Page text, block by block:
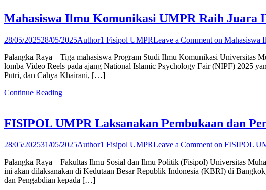
Mahasiswa Ilmu Komunikasi UMPR Raih Juara
28/05/202528/05/2025Author1 Fisipol UMPRLeave a Comment on Mahasiswa
Palangka Raya – Tiga mahasiswa Program Studi Ilmu Komunikasi Universitas
lomba Video Reels pada ajang National Islamic Psychology Fair (NIPF) 2025
Putri, dan Cahya Khairani, […]
Continue Reading
FISIPOL UMPR Laksanakan Pembukaan dan
28/05/202531/05/2025Author1 Fisipol UMPRLeave a Comment on FISIPOL
Palangka Raya – Fakultas Ilmu Sosial dan Ilmu Politik (Fisipol) Universitas
ini akan dilaksanakan di Kedutaan Besar Republik Indonesia (KBRI) di
dan Pengabdian kepada […]